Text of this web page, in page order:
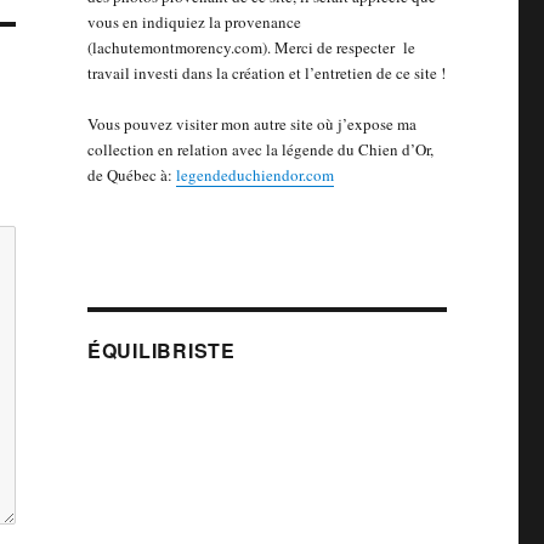
vous en indiquiez la provenance
(lachutemontmorency.com). Merci de respecter le
travail investi dans la création et l’entretien de ce site !
Vous pouvez visiter mon autre site où j’expose ma
collection en relation avec la légende du Chien d’Or,
de Québec à: legendeduchiendor.com
ÉQUILIBRISTE